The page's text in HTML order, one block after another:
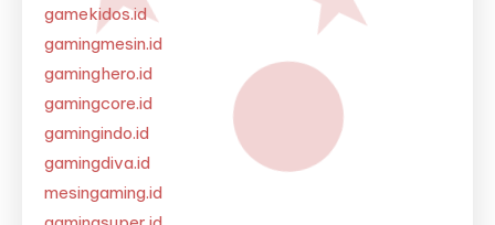
gamekidos.id
gamingmesin.id
gaminghero.id
gamingcore.id
gamingindo.id
gamingdiva.id
mesingaming.id